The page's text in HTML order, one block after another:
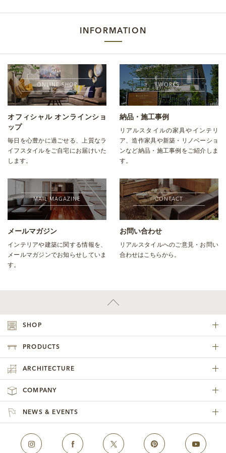
INFORMATION
ONLINE SHOP
オフィシャル オンラインショ
ップ
毎日を心豊かに過ごせる、上質なラ
イフスタイルをご自宅にお届けいた
します。
WORKS
納品・施工事例
リアルスタイルの家具やインテリ
ア、造作家具や新築・リノベーショ
ンなど納品・施工事例をご紹介しま
す。
MAIL MAGAZINE
メールマガジン
インテリアや建築に関する情報を、
メールマガジンでお知らせしていま
す。
CONTACT
お問い合わせ
リアルスタイルへのご意見・お問い
合わせはこちらから。
SHOP
PRODUCTS
ARCHITECTURE
COMPANY
NEWS & EVENTS